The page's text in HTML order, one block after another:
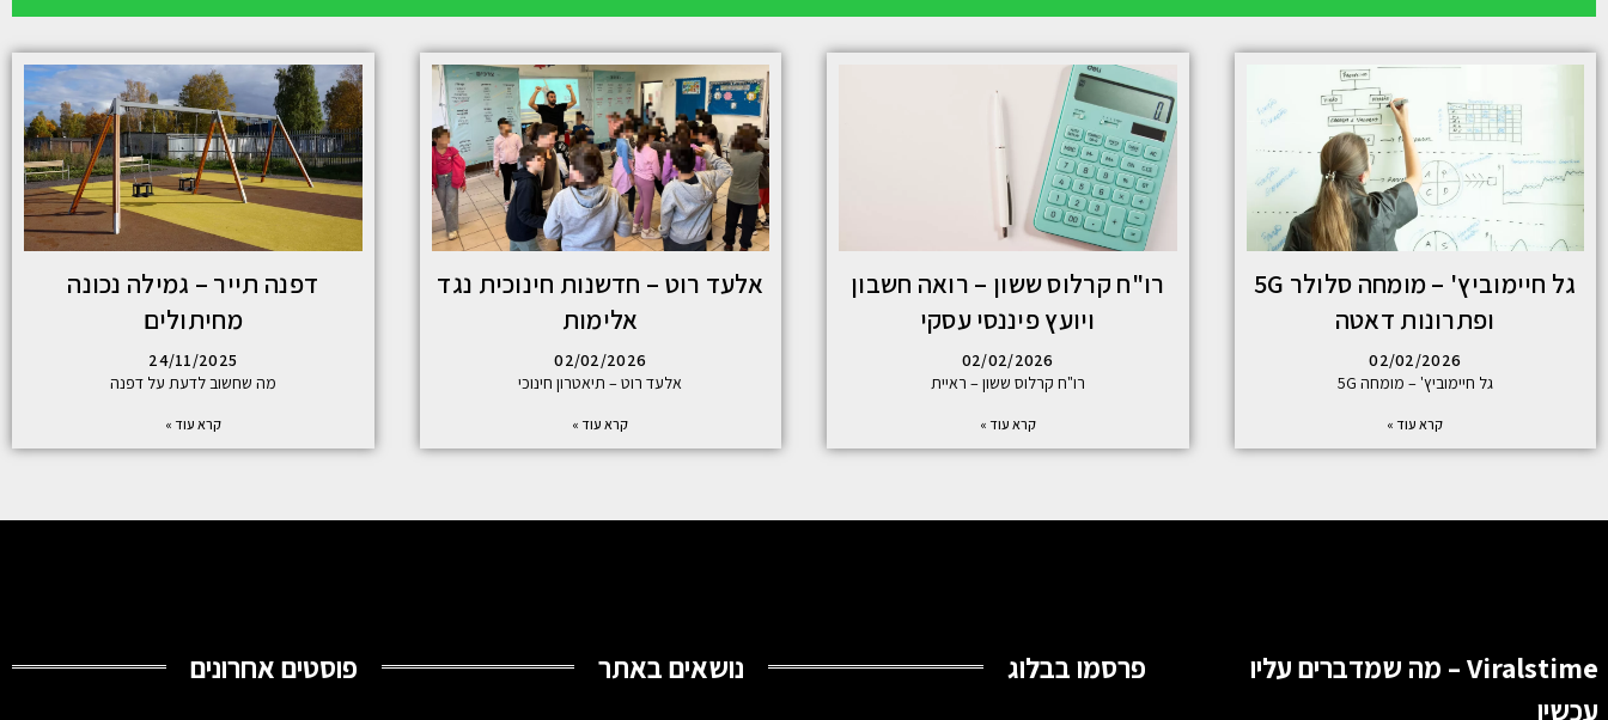
גל חיימוביץ' – מומחה סלולר 5G
ופתרונות דאטה
02/02/2026
גל חיימוביץ' – מומחה 5G
קרא עוד »
רו"ח קרלוס ששון – רואה חשבון
ויועץ פיננסי עסקי
02/02/2026
רו"ח קרלוס ששון – ראיית
קרא עוד »
אלעד רוט – חדשנות חינוכית נגד
אלימות
02/02/2026
אלעד רוט – תיאטרון חינוכי
קרא עוד »
דפנה תייר – גמילה נכונה
מחיתולים
24/11/2025
מה שחשוב לדעת על דפנה
קרא עוד »
Viralstime – מה שמדברים עליו
עכשיו
פרסמו בבלוג נושאים באתר פוסטים אחרונים